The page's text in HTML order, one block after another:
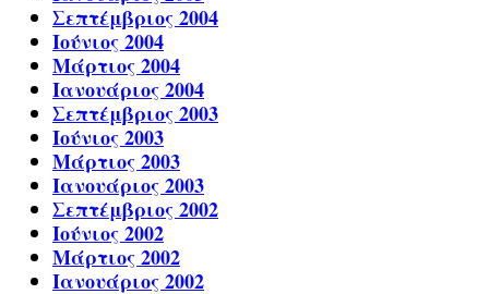
Σεπτέμβριος 2004
Ιούνιος 2004
Μάρτιος 2004
Ιανουάριος 2004
Σεπτέμβριος 2003
Ιούνιος 2003
Μάρτιος 2003
Ιανουάριος 2003
Σεπτέμβριος 2002
Ιούνιος 2002
Μάρτιος 2002
Ιανουάριος 2002